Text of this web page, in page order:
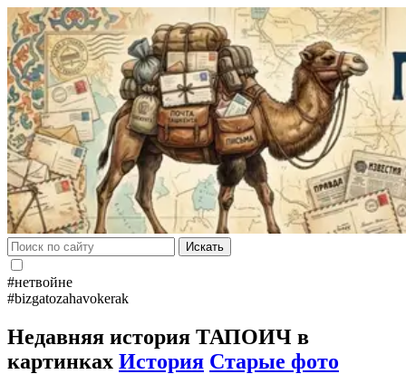
Искать
#нетвойне
#bizgatozahavokerak
Недавняя история ТАПОИЧ в
картинках История Старые фото